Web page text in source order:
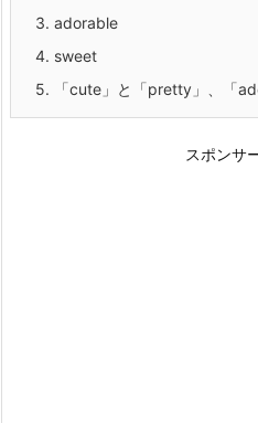
3. adorable
4. sweet
5. 「cute」と「pretty」、「
スポンサ